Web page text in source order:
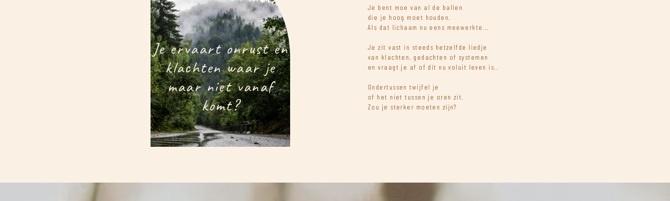
Je ervaart onrust en
klachten waar je
maar niet vanaf
komt?
Je bent moe van al de ballen
die je hoog moet houden.
Als dat lichaam nu eens meewerkte...
Je zit vast in steeds hetzelfde liedje
van klachten, gedachten of systemen
en vraagt je af of dít nu voluit leven is..
Ondertussen twijfel je
of het niet tussen je oren zit.
Zou je sterker moeten zijn?